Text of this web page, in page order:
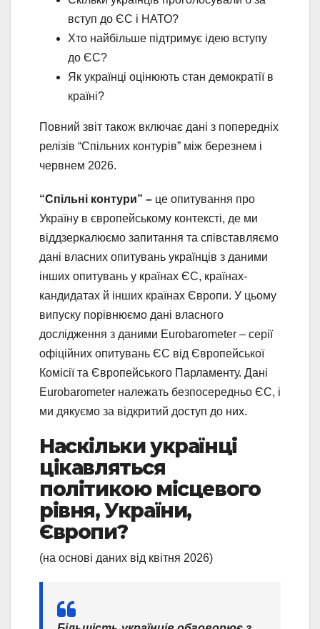
вступ до ЄС і НАТО?
Хто найбільше підтримує ідею вступу
до ЄС?
Як українці оцінюють стан демократії в
країні?
Повний звіт також включає дані з попередніх
релізів “Спільних контурів” між березнем і
червнем 2026.
“Спільні контури” – це опитування про
Україну в європейському контексті, де ми
віддзеркалюємо запитання та співставляємо
дані власних опитувань українців з даними
інших опитувань у країнах ЄС, країнах-
кандидатах й інших країнах Європи. У цьому
випуску порівнюємо дані власного
дослідження з даними Eurobarometer – серії
офіційних опитувань ЄС від Європейської
Комісії та Європейського Парламенту. Дані
Eurobarometer належать безпосередньо ЄС, і
ми дякуємо за відкритий доступ до них.
Наскільки українці
цікавляться
політикою місцевого
рівня, України,
Європи?
(на основі даних від квітня 2026)